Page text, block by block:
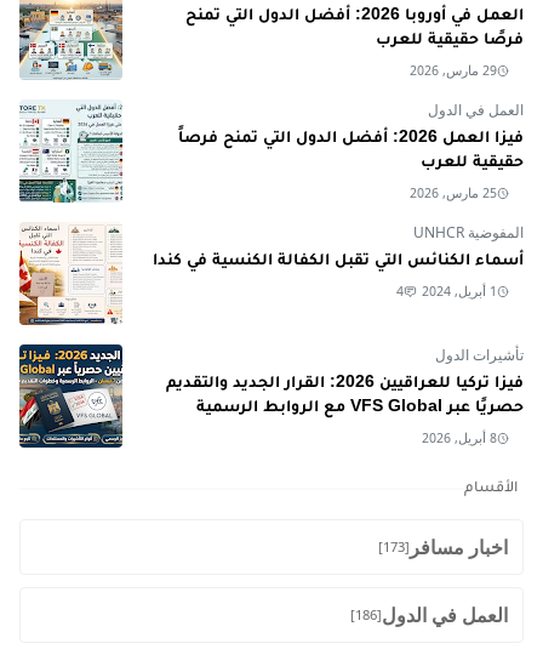
العمل في أوروبا 2026: أفضل الدول التي تمنح
فرصًا حقيقية للعرب
29 مارس, 2026
العمل في الدول
فيزا العمل 2026: أفضل الدول التي تمنح فرصاً
حقيقية للعرب
25 مارس, 2026
المفوضية UNHCR
أسماء الكنائس التي تقبل الكفالة الكنسية في كندا
1 أبريل, 2024 4
تأشيرات الدول
فيزا تركيا للعراقيين 2026: القرار الجديد والتقديم
حصريًا عبر VFS Global مع الروابط الرسمية
8 أبريل, 2026
الأقسام
اخبار مسافر [173]
العمل في الدول[186]